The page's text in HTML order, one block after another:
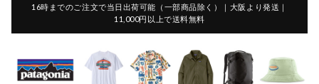
16時までのご注文で当日出荷可能（一部商品除く）｜大阪より発送｜
11,000円以上で送料無料